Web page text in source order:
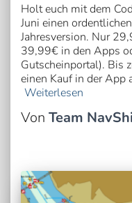
Holt euch mit dem
Juni einen
Jahresversion. Nur
39,99€ in den Apps
Gutscheinportal). Bis
einen Kauf in der App
Weiterlesen
Von Team